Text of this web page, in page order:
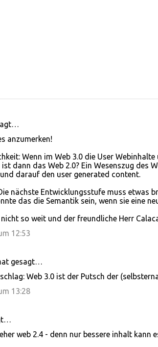
anzumerken!
Wenn im Web 3.0 die User
dann das Web 2.0? Ein Wesenszug des
darauf den user generated content.
nächste Entwicklungsstufe muss etwas
das die Semantik sein, wenn sie eine
nicht so weit und der freundliche Herr
12:53
gesagt…
Web 3.0 ist der Putsch der
13:28
web 2.4 - denn nur bessere inhalt kann